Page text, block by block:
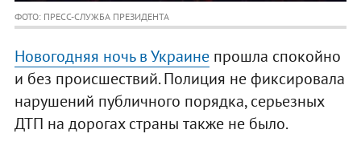
ФОТО: ПРЕСС-СЛУЖБА ПРЕЗИДЕНТА
Новогодняя ночь в Украинепрошла спокойно
и без происшествий. Полиция не фиксировала
нарушений публичного порядка, серьезных
ДТП на дорогах страны также не было.